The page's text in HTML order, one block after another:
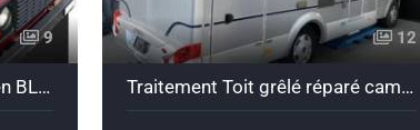
9
Land Rover Traitement toit en BL noirRéparation et traitement d'un toit de Land Rover Defender en Bullet Liner noir.
12
Traitement Toit grêlé réparé camping car Ford Hymer en Bullet Liner gris